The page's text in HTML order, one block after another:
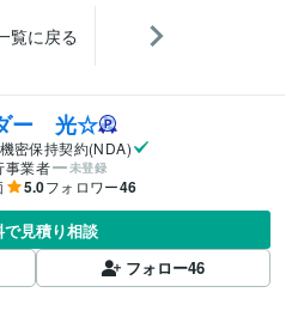
覧に戻る
ー 光☆
機密保持契約(NDA)
事業者
未登録
5.0フォロワー46
で見積り相談
フォロー46